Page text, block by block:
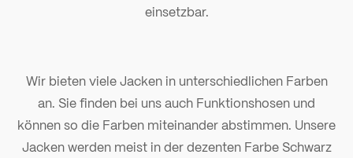
einsetzbar.
Wir bieten viele Jacken in unterschiedlichen Farben
an. Sie finden bei uns auch Funktionshosen und
können so die Farben miteinander abstimmen. Unsere
Jacken werden meist in der dezenten Farbe Schwarz